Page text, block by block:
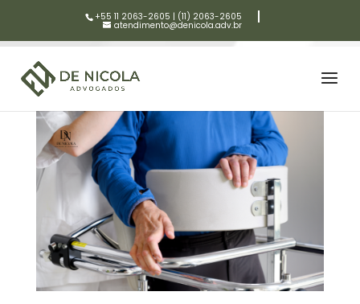
+55 11 2063-2605 | (11) 2063-2605
atendimento@denicola.adv.br